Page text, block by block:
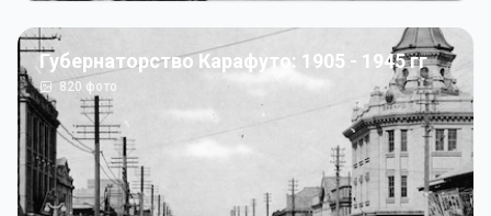
Губернаторство Карафуто: 1905 - 1945 гг
820 фото